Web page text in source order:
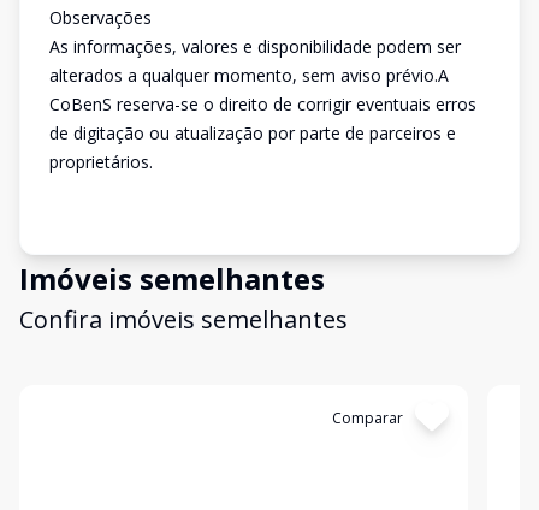
Observações
As informações, valores e disponibilidade podem ser
alterados a qualquer momento, sem aviso prévio.A
CoBenS reserva-se o direito de corrigir eventuais erros
de digitação ou atualização por parte de parceiros e
proprietários.
Imóveis semelhantes
Confira imóveis semelhantes
Comparar